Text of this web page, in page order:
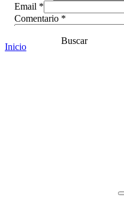
Email *
Comentario *
Inicio
Buscar
¡Ponete